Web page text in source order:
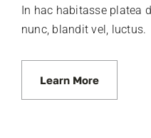
In hac habitasse platea
nunc, blandit vel, luctus.
Learn More